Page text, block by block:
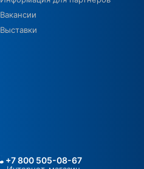
Вакансии
Выставки
+7 800 505-08-67